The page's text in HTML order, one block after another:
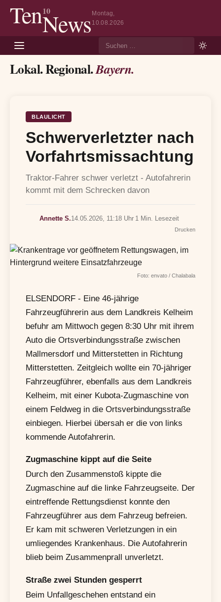
Ten10
News Montag,
10.08.2026
Lokal. Regional.Bayern.
BLAULICHT
Schwerverletzter nach
Vorfahrtsmissachtung
Traktor-Fahrer schwer verletzt - Autofahrerin
kommt mit dem Schrecken davon
Annette S.14.05.2026, 11:18 Uhr 1 Min. Lesezeit
Drucken
Foto: envato / Chalabala
ELSENDORF - Eine 46-jährige
Fahrzeugführerin aus dem Landkreis Kelheim
befuhr am Mittwoch gegen 8:30 Uhr mit ihrem
Auto die Ortsverbindungsstraße zwischen
Mallmersdorf und Mitterstetten in Richtung
Mitterstetten. Zeitgleich wollte ein 70-jähriger
Fahrzeugführer, ebenfalls aus dem Landkreis
Kelheim, mit einer Kubota-Zugmaschine von
einem Feldweg in die Ortsverbindungsstraße
einbiegen. Hierbei übersah er die von links
kommende Autofahrerin.
Zugmaschine kippt auf die Seite
Durch den Zusammenstoß kippte die
Zugmaschine auf die linke Fahrzeugseite. Der
eintreffende Rettungsdienst konnte den
Fahrzeugführer aus dem Fahrzeug befreien.
Er kam mit schweren Verletzungen in ein
umliegendes Krankenhaus. Die Autofahrerin
blieb beim Zusammenprall unverletzt.
Straße zwei Stunden gesperrt
Beim Unfallgeschehen entstand ein